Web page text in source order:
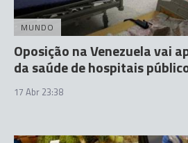
MUNDO
Oposição na Venezuela vai
da saúde de hospitais
17 Abr 23:38